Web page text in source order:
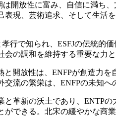
は開放性に富み、自信に満ち
現、芸術追求、そして生活
行で知られ、ESFJの伝統的
の調和を維持する重要な力と
と開放性は、ENFPが創造力
流の繁栄は、ENFPの未知
と革新の沃土であり、ENTP
できる。北宋の緩やかな商